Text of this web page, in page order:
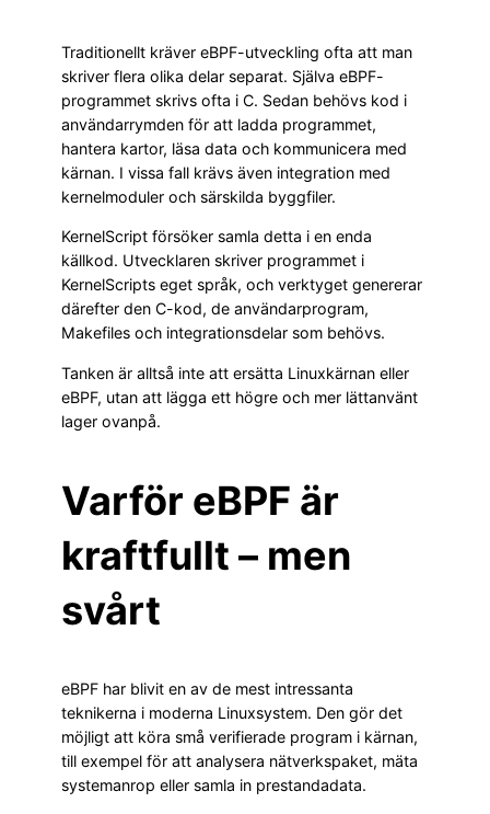
Traditionellt kräver eBPF-utveckling ofta att man
skriver flera olika delar separat. Själva eBPF-
programmet skrivs ofta i C. Sedan behövs kod i
användarrymden för att ladda programmet,
hantera kartor, läsa data och kommunicera med
kärnan. I vissa fall krävs även integration med
kernelmoduler och särskilda byggfiler.
KernelScript försöker samla detta i en enda
källkod. Utvecklaren skriver programmet i
KernelScripts eget språk, och verktyget genererar
därefter den C-kod, de användarprogram,
Makefiles och integrationsdelar som behövs.
Tanken är alltså inte att ersätta Linuxkärnan eller
eBPF, utan att lägga ett högre och mer lättanvänt
lager ovanpå.
Varför eBPF är
kraftfullt – men
svårt
eBPF har blivit en av de mest intressanta
teknikerna i moderna Linuxsystem. Den gör det
möjligt att köra små verifierade program i kärnan,
till exempel för att analysera nätverkspaket, mäta
systemanrop eller samla in prestandadata.